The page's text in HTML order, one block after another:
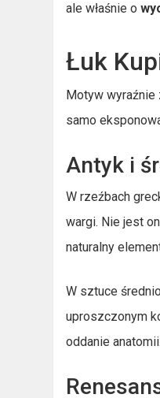
ale właśnie o
Łuk
Motyw wyraźnie
samo
Antyk i
W rzeźbach
wargi. Nie jest
naturalny
W sztuce
uproszczonym
oddanie anatomii.